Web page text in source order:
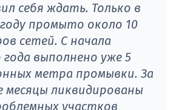
себя ждать. Только в
промыто около 10
сетей. С начала
выполнено уже 5
метра промывки. За
месяцы ликвидированы
участков